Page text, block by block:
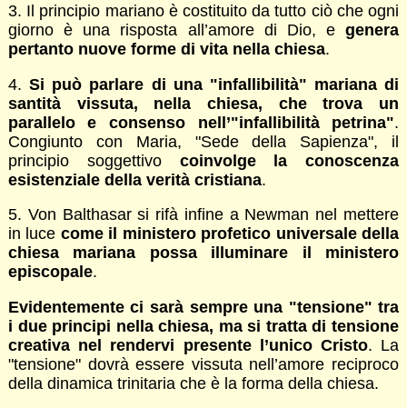
3. Il principio mariano è costituito da tutto ciò che ogni
giorno è una risposta all’amore di Dio, egenera
pertanto nuove forme di vita nella chiesa.
4.Si può parlare di una "infallibilità" mariana di
santità vissuta, nella chiesa, che trova un
parallelo e consenso nell’"infallibilità petrina".
Congiunto con Maria, "Sede della Sapienza", il
principio soggettivo coinvolge la conoscenza
esistenziale della verità cristiana.
5. Von Balthasar si rifà infine a Newman nel mettere
in luce come il ministero profetico universale della
chiesa mariana possa illuminare il ministero
episcopale.
Evidentemente ci sarà sempre una "tensione" tra
i due principi nella chiesa, ma si tratta di tensione
creativa nel rendervi presente l’unico Cristo. La
"tensione" dovrà essere vissuta nell’amore reciproco
della dinamica trinitaria che è la forma della chiesa.